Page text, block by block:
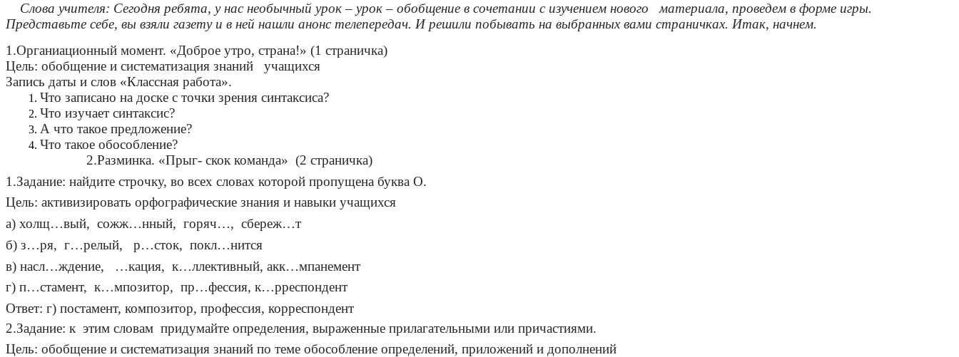
Слова учителя: Сегодня ребята, у нас необычный урок – урок – обобщение в сочетании с изучением нового материала, проведем в форме игры.
Представьте себе, вы взяли газету и в ней нашли анонс телепередач. И решили побывать на выбранных вами страничках. Итак, начнем.
1.Органиационный момент. «Доброе утро, страна!» (1 страничка)
Цель: обобщение и систематизация знаний учащихся
Запись даты и слов «Классная работа».
Что записано на доске с точки зрения синтаксиса?
Что изучает синтаксис?
А что такое предложение?
Что такое обособление?
2.Разминка. «Прыг- скок команда» (2 страничка)
1.Задание: найдите строчку, во всех словах которой пропущена буква О.
Цель: активизировать орфографические знания и навыки учащихся
а) холщ…вый, сожж…нный, горяч…, сбереж…т
б) з…ря, г…релый, р…сток, покл…нится
в) насл…ждение, …кация, к…ллективный, акк…мпанемент
г) п…стамент, к…мпозитор, пр…фессия, к…рреспондент
Ответ: г) постамент, композитор, профессия, корреспондент
2.Задание: к этим словам придумайте определения, выраженные прилагательными или причастиями.
Цель: обобщение и систематизация знаний по теме обособление определений, приложений и дополнений